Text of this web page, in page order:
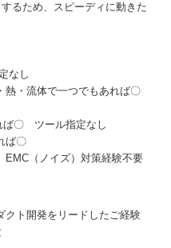
るため、スピーディに動きた
なし
流体で一つでもあれば〇
〇 ツール指定なし
〇
（ノイズ）対策経験不要
クト開発をリードしたご経験